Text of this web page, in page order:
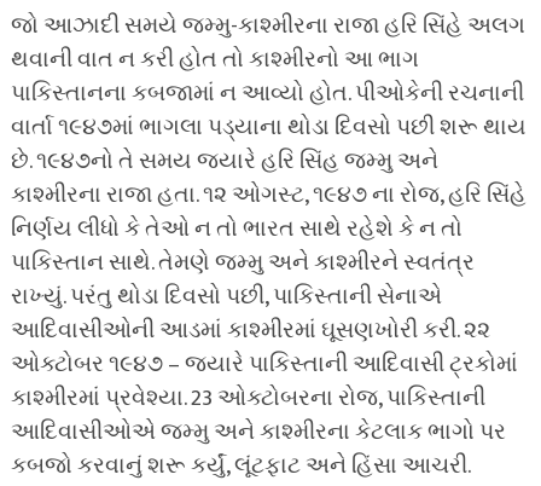
જો આઝાદી સમયે જમ્મુ-કાશ્મીરના રાજા હરિ સિંહે અલગ
થવાની વાત ન કરી હોત તો કાશ્મીરનો આ ભાગ
પાકિસ્તાનના કબજામાં ન આવ્યો હોત. પીઓકેની રચનાની
વાર્તા ૧૯૪૭માં ભાગલા પડ્યાના થોડા દિવસો પછી શરૂ થાય
છે. ૧૯૪૭નો તે સમય જ્યારે હરિ સિંહ જમ્મુ અને
કાશ્મીરના રાજા હતા. ૧૨ ઓગસ્ટ, ૧૯૪૭ ના રોજ, હરિ સિંહે
નિર્ણય લીધો કે તેઓ ન તો ભારત સાથે રહેશે કે ન તો
પાકિસ્તાન સાથે. તેમણે જમ્મુ અને કાશ્મીરને સ્વતંત્ર
રાખ્યું. પરંતુ થોડા દિવસો પછી, પાકિસ્તાની સેનાએ
આદિવાસીઓની આડમાં કાશ્મીરમાં ઘૂસણખોરી કરી. ૨૨
ઓક્ટોબર ૧૯૪૭ – જ્યારે પાકિસ્તાની આદિવાસી ટ્રકોમાં
કાશ્મીરમાં પ્રવેશ્યા. 23 ઓક્ટોબરના રોજ, પાકિસ્તાની
આદિવાસીઓએ જમ્મુ અને કાશ્મીરના કેટલાક ભાગો પર
કબજો કરવાનું શરૂ કર્યું, લૂંટફાટ અને હિંસા આચરી.